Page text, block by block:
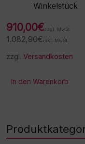
Winkelstück
910,00€zzgl. MwSt.
1.082,90€ inkl. MwSt.
zzgl.Versandkosten
In den Warenkorb